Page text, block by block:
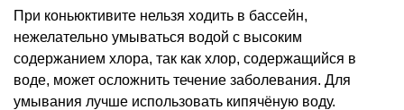
При коньюктивите нельзя ходить в бассейн,
нежелательно умываться водой с высоким
содержанием хлора, так как хлор, содержащийся в
воде, может осложнить течение заболевания. Для
умывания лучше использовать кипячёную воду.